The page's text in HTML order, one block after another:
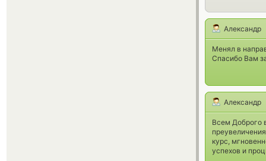
Александр
Менял в
Спасибо Вам
Александр
Всем Доброго
курс,
успехов и